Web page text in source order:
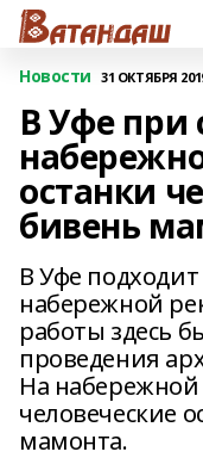
Новости 31 ОКТЯБРЯ
В Уфе при
останки
бивень
В Уфе подходит
набережной
работы здесь
проведения
На
человеческие
мамонта.